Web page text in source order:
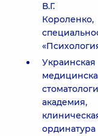
В.Г.
Короленко,
Украинская
академия,
ординатура